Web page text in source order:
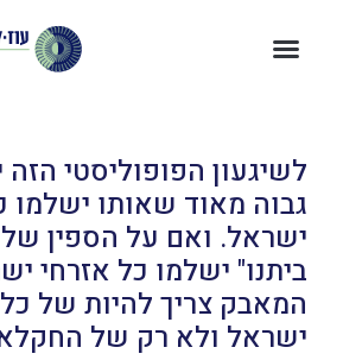
לשיגעון הפופוליסטי
גבוה מאוד שאותו ישלמו
ישראל. ואם על הספין
ביתנו" ישלמו כל אזרחי
המאבק צריך להיות של
ישראל ולא רק של